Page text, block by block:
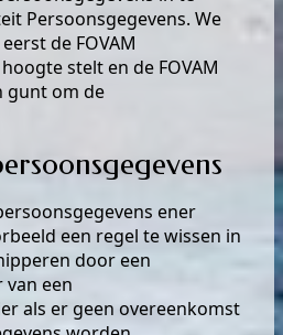
Persoonsgegevens. We
de FOVAM
stelt en de FOVAM
gunt om de
ener
een regel te wissen in
door een
een
als er geen overeenkomst